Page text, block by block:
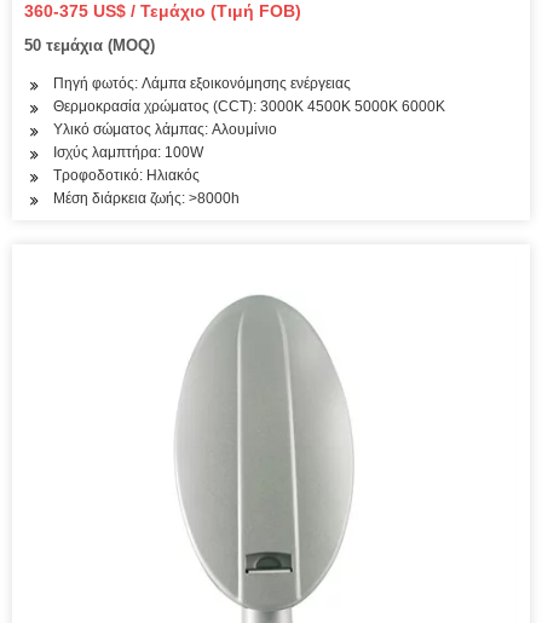
360-375 US$ / Τεμάχιο (Τιμή FOB)
50 τεμάχια (MOQ)
Πηγή φωτός: Λάμπα εξοικονόμησης ενέργειας
Θερμοκρασία χρώματος (CCT): 3000K 4500K 5000K 6000K
Υλικό σώματος λάμπας: Αλουμίνιο
Ισχύς λαμπτήρα: 100W
Τροφοδοτικό: Ηλιακός
Μέση διάρκεια ζωής: >8000h